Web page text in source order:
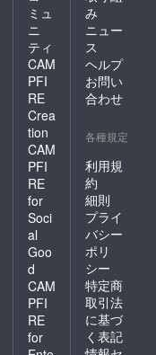
ミュ
ニ
ティ
CAM
PFI
RE
Crea
tion
CAM
PFI
RE
for
Soci
al
Goo
d
CAM
PFI
RE
for
み
ニュー
ス
ヘルプ
お問い
合わせ
各種規定
利用規
約
細則
プライ
バシー
ポリ
シー
特定商
取引法
に基づ
く表記